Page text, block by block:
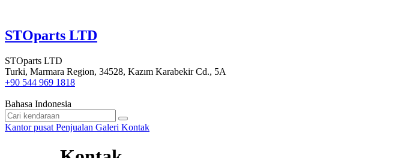
STOparts LTD
STOparts LTD
Turki, Marmara Region, 34528, Kazım Karabekir Cd., 5A
+90 544 969 1818
Bahasa Indonesia
Kantor pusat Penjualan Galeri Kontak